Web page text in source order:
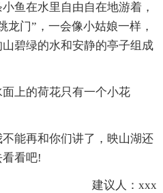
鱼在水里自由自在地游着，
龙门”，一会像小姑娘一样，
碧绿的水和安静的亭子组成
上的荷花只有一个小花
能再和你们讲了，映山湖还
看吧!
建议人：xxx